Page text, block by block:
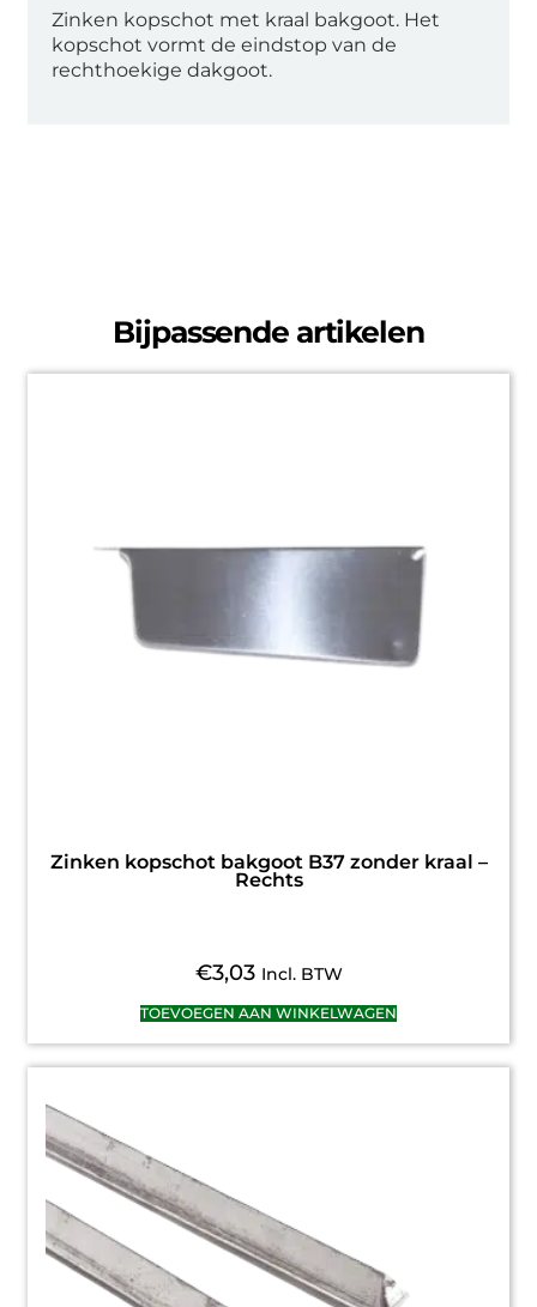
Zinken kopschot met kraal bakgoot. Het
kopschot vormt de eindstop van de
rechthoekige dakgoot.
Bijpassende artikelen
Zinken kopschot bakgoot B37 zonder kraal –
Rechts
€3,03 Incl. BTW
TOEVOEGEN AAN WINKELWAGEN